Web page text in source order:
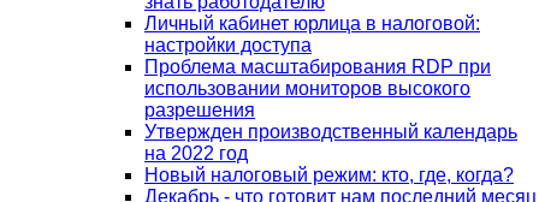
Личный кабинет юрлица в налоговой:
настройки доступа
Проблема масштабирования RDP при
использовании мониторов высокого
разрешения
Утвержден производственный календарь
на 2022 год
Новый налоговый режим: кто, где, когда?
Декабрь - что готовит нам последний месяц